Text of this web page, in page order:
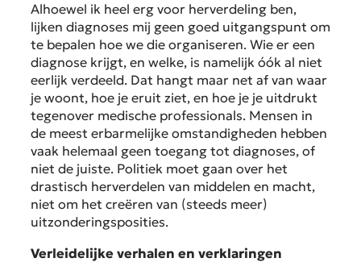
Alhoewel ik heel erg voor herverdeling ben,
lijken diagnoses mij geen goed uitgangspunt om
te bepalen hoe we die organiseren. Wie er een
diagnose krijgt, en welke, is namelijk óók al niet
eerlijk verdeeld. Dat hangt maar net af van waar
je woont, hoe je eruit ziet, en hoe je je uitdrukt
tegenover medische professionals. Mensen in
de meest erbarmelijke omstandigheden hebben
vaak helemaal geen toegang tot diagnoses, of
niet de juiste. Politiek moet gaan over het
drastisch herverdelen van middelen en macht,
niet om het creëren van (steeds meer)
uitzonderingsposities.
Verleidelijke verhalen en verklaringen